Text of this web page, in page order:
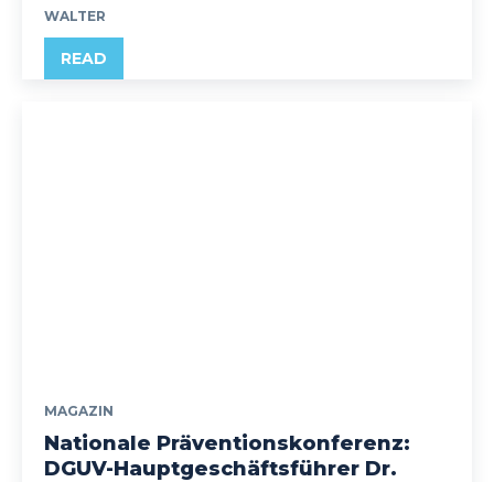
WALTER
READ
MAGAZIN
Nationale Präventionskonferenz:
DGUV-Hauptgeschäftsführer Dr.